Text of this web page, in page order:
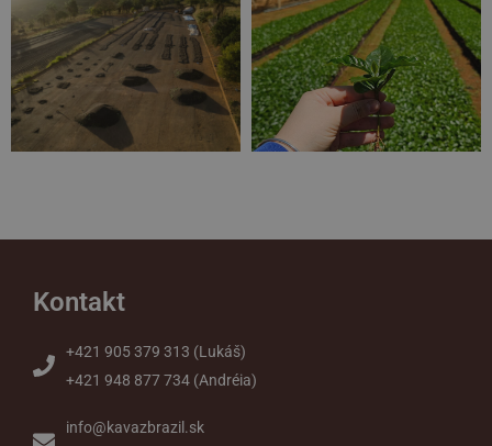
Kontakt
+421 905 379 313 (Lukáš)
+421 948 877 734 (Andréia)
info@kavazbrazil.sk